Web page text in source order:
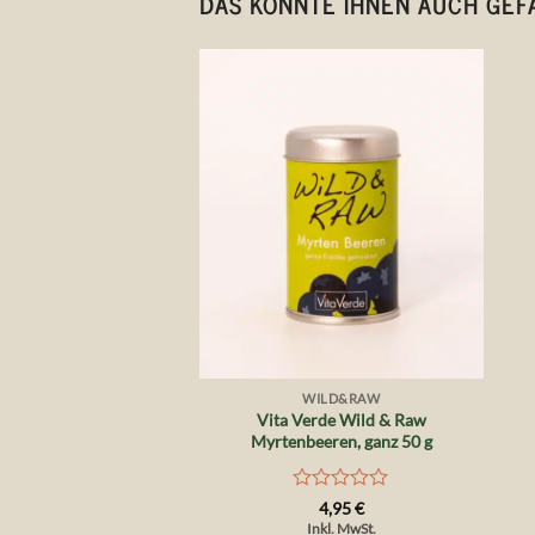
Wunschliste
WILD&RAW
Vita Verde Wild & Raw
Myrtenbeeren, ganz 50 g
Bewertet
mit
4,95€
Inkl. MwSt.